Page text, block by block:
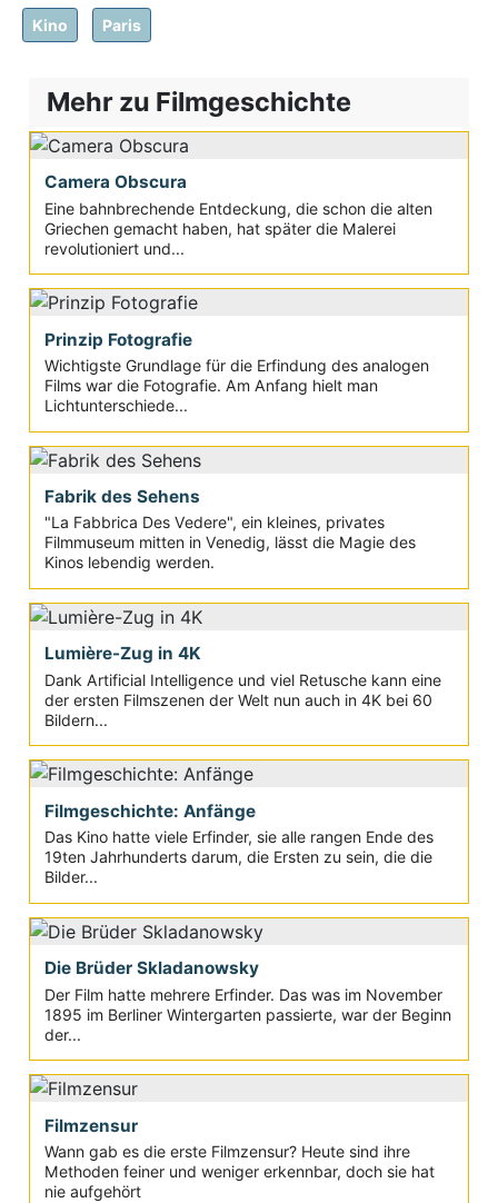
Kino Paris
Mehr zu Filmgeschichte
Camera Obscura
Eine bahnbrechende Entdeckung, die schon die alten
Griechen gemacht haben, hat später die Malerei
revolutioniert und...
Prinzip Fotografie
Wichtigste Grundlage für die Erfindung des analogen
Films war die Fotografie. Am Anfang hielt man
Lichtunterschiede...
Fabrik des Sehens
"La Fabbrica Des Vedere", ein kleines, privates
Filmmuseum mitten in Venedig, lässt die Magie des
Kinos lebendig werden.
Lumière-Zug in 4K
Dank Artificial Intelligence und viel Retusche kann eine
der ersten Filmszenen der Welt nun auch in 4K bei 60
Bildern...
Filmgeschichte: Anfänge
Das Kino hatte viele Erfinder, sie alle rangen Ende des
19ten Jahrhunderts darum, die Ersten zu sein, die die
Bilder...
Die Brüder Skladanowsky
Der Film hatte mehrere Erfinder. Das was im November
1895 im Berliner Wintergarten passierte, war der Beginn
der...
Filmzensur
Wann gab es die erste Filmzensur? Heute sind ihre
Methoden feiner und weniger erkennbar, doch sie hat
nie aufgehört